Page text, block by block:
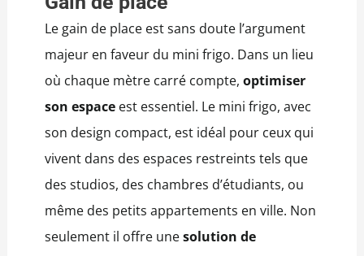
Le gain de place est sans doute l’argument
majeur en faveur du mini frigo. Dans un lieu
où chaque mètre carré compte, optimiser
son espaceest essentiel. Le mini frigo, avec
son design compact, est idéal pour ceux qui
vivent dans des espaces restreints tels que
des studios, des chambres d’étudiants, ou
même des petits appartements en ville. Non
seulement il offre unesolution de